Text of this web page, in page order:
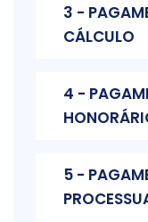
3 -
CÁLCULO
4 -
5 -